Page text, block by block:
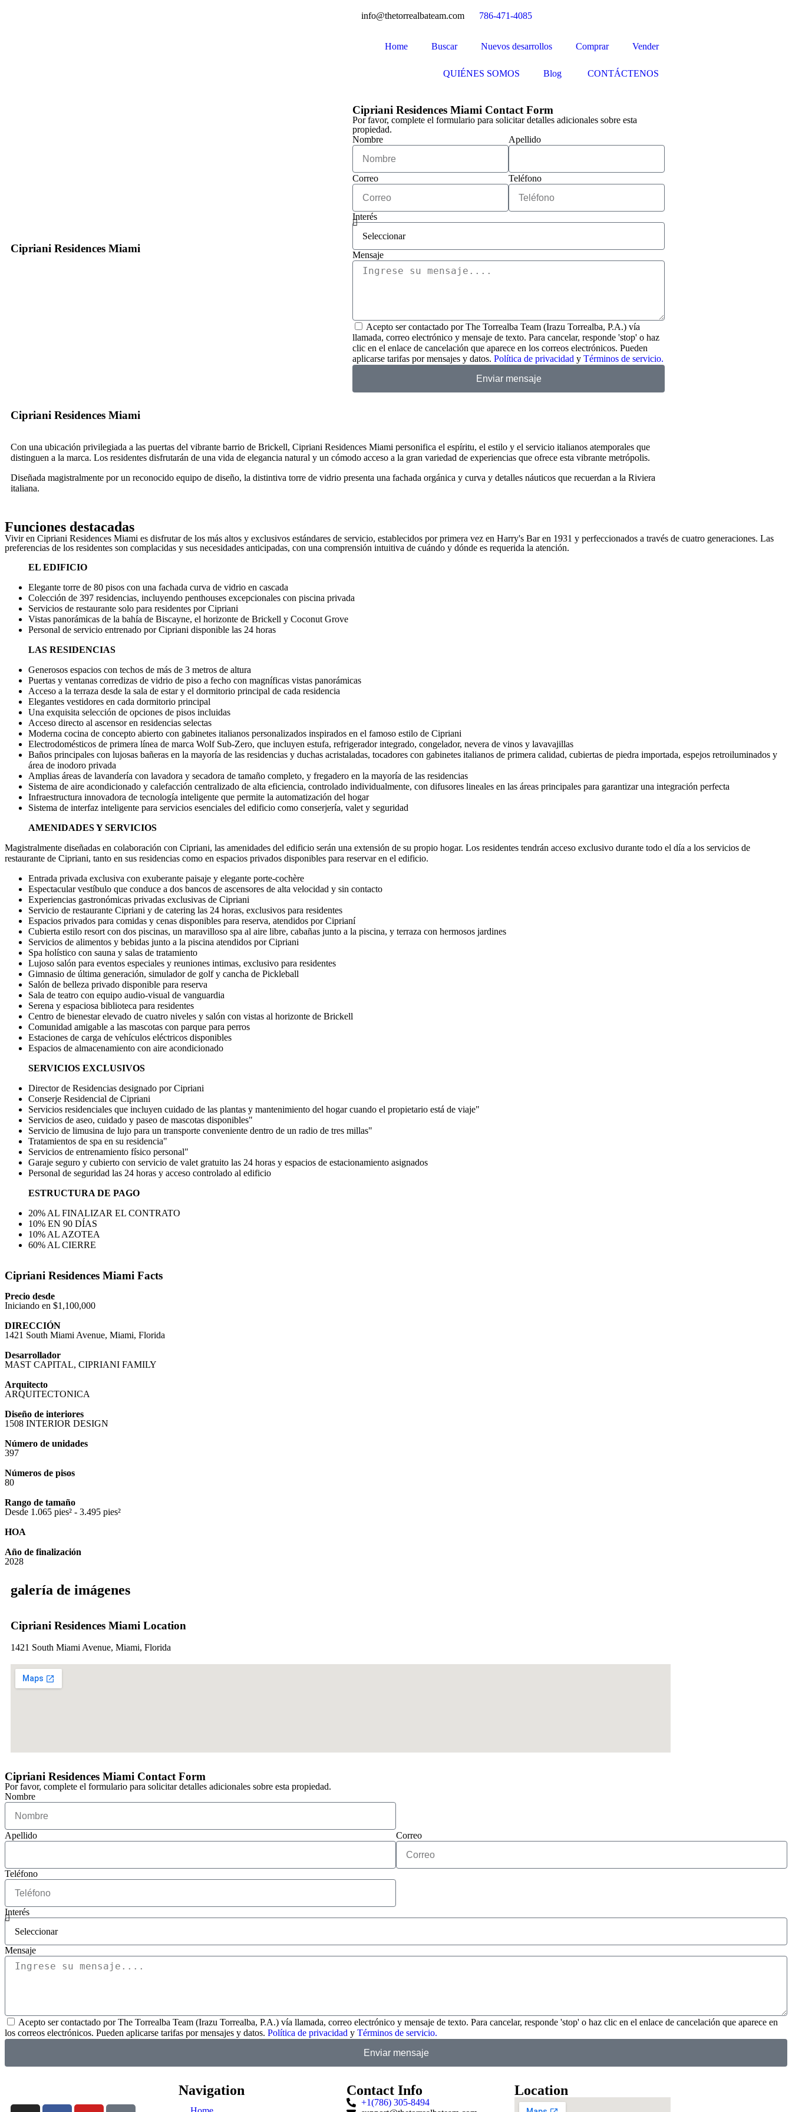
info@thetorrealbateam.com 786-471-4085
Home Buscar Nuevos desarrollos Comprar Vender
QUIÉNES SOMOS Blog CONTÁCTENOS
Cipriani Residences Miami
Cipriani Residences Miami Contact Form
Por favor, complete el formulario para solicitar detalles adicionales sobre esta
propiedad.
Nombre
Apellido
Correo Teléfono
Interés
Mensaje
Acepto ser contactado por The Torrealba Team (Irazu Torrealba, P.A.) vía
llamada, correo electrónico y mensaje de texto. Para cancelar, responde 'stop' o haz
clic en el enlace de cancelación que aparece en los correos electrónicos. Pueden
aplicarse tarifas por mensajes y datos. Política de privacidad y Términos de servicio.
Enviar mensaje
Cipriani Residences Miami
Con una ubicación privilegiada a las puertas del vibrante barrio de Brickell, Cipriani Residences Miami personifica el espíritu, el estilo y el servicio italianos atemporales que
distinguen a la marca. Los residentes disfrutarán de una vida de elegancia natural y un cómodo acceso a la gran variedad de experiencias que ofrece esta vibrante metrópolis.
Diseñada magistralmente por un reconocido equipo de diseño, la distintiva torre de vidrio presenta una fachada orgánica y curva y detalles náuticos que recuerdan a la Riviera
italiana.
Funciones destacadas
Vivir en Cipriani Residences Miami es disfrutar de los más altos y exclusivos estándares de servicio, establecidos por primera vez en Harry's Bar en 1931 y perfeccionados a través de cuatro generaciones. Las
preferencias de los residentes son complacidas y sus necesidades anticipadas, con una comprensión intuitiva de cuándo y dónde es requerida la atención.
EL EDIFICIO
Elegante torre de 80 pisos con una fachada curva de vidrio en cascada
Colección de 397 residencias, incluyendo penthouses excepcionales con piscina privada
Servicios de restaurante solo para residentes por Cipriani
Vistas panorámicas de la bahía de Biscayne, el horizonte de Brickell y Coconut Grove
Personal de servicio entrenado por Cipriani disponible las 24 horas
LAS RESIDENCIAS
Generosos espacios con techos de más de 3 metros de altura
Puertas y ventanas corredizas de vidrio de piso a fecho con magníficas vistas panorámicas
Acceso a la terraza desde la sala de estar y el dormitorio principal de cada residencia
Elegantes vestidores en cada dormitorio principal
Una exquisita selección de opciones de pisos incluidas
Acceso directo al ascensor en residencias selectas
Moderna cocina de concepto abierto con gabinetes italianos personalizados inspirados en el famoso estilo de Cipriani
Electrodomésticos de primera línea de marca Wolf Sub-Zero, que incluyen estufa, refrigerador integrado, congelador, nevera de vinos y lavavajillas
Baños principales con lujosas bañeras en la mayoría de las residencias y duchas acristaladas, tocadores con gabinetes italianos de primera calidad, cubiertas de piedra importada, espejos retroiluminados y
área de inodoro privada
Amplias áreas de lavandería con lavadora y secadora de tamaño completo, y fregadero en la mayoría de las residencias
Sistema de aire acondicionado y calefacción centralizado de alta eficiencia, controlado individualmente, con difusores lineales en las áreas principales para garantizar una integración perfecta
Infraestructura innovadora de tecnología inteligente que permite la automatización del hogar
Sistema de interfaz inteligente para servicios esenciales del edificio como conserjería, valet y seguridad
AMENIDADES Y SERVICIOS
Magistralmente diseñadas en colaboración con Cipriani, las amenidades del edificio serán una extensión de su propio hogar. Los residentes tendrán acceso exclusivo durante todo el día a los servicios de
restaurante de Cipriani, tanto en sus residencias como en espacios privados disponibles para reservar en el edificio.
Entrada privada exclusiva con exuberante paisaje y elegante porte-cochère
Espectacular vestíbulo que conduce a dos bancos de ascensores de alta velocidad y sin contacto
Experiencias gastronómicas privadas exclusivas de Cipriani
Servicio de restaurante Cipriani y de catering las 24 horas, exclusivos para residentes
Espacios privados para comidas y cenas disponibles para reserva, atendidos por Ciprianí
Cubierta estilo resort con dos piscinas, un maravilloso spa al aire libre, cabañas junto a la piscina, y terraza con hermosos jardines
Servicios de alimentos y bebidas junto a la piscina atendidos por Cipriani
Spa holístico con sauna y salas de tratamiento
Lujoso salón para eventos especiales y reuniones intimas, exclusivo para residentes
Gimnasio de última generación, simulador de golf y cancha de Pickleball
Salón de belleza privado disponible para reserva
Sala de teatro con equipo audio-visual de vanguardia
Serena y espaciosa biblioteca para residentes
Centro de bienestar elevado de cuatro niveles y salón con vistas al horizonte de Brickell
Comunidad amigable a las mascotas con parque para perros
Estaciones de carga de vehículos eléctricos disponibles
Espacios de almacenamiento con aire acondicionado
SERVICIOS EXCLUSIVOS
Director de Residencias designado por Cipriani
Conserje Residencial de Cipriani
Servicios residenciales que incluyen cuidado de las plantas y mantenimiento del hogar cuando el propietario está de viaje"
Servicios de aseo, cuidado y paseo de mascotas disponibles"
Servicio de limusina de lujo para un transporte conveniente dentro de un radio de tres millas"
Tratamientos de spa en su residencia"
Servicios de entrenamiento físico personal"
Garaje seguro y cubierto con servicio de valet gratuito las 24 horas y espacios de estacionamiento asignados
Personal de seguridad las 24 horas y acceso controlado al edificio
ESTRUCTURA DE PAGO
20% AL FINALIZAR EL CONTRATO
10% EN 90 DÍAS
10% AL AZOTEA
60% AL CIERRE
Cipriani Residences Miami Facts
Precio desde
Iniciando en $1,100,000
DIRECCIÓN
1421 South Miami Avenue, Miami, Florida
Desarrollador
MAST CAPITAL, CIPRIANI FAMILY
Arquitecto
ARQUITECTONICA
Diseño de interiores
1508 INTERIOR DESIGN
Número de unidades
397
Números de pisos
80
Rango de tamaño
Desde 1.065 pies² - 3.495 pies²
HOA
Año de finalización
2028
galería de imágenes
Cipriani Residences Miami Location
1421 South Miami Avenue, Miami, Florida
Cipriani Residences Miami Contact Form
Por favor, complete el formulario para solicitar detalles adicionales sobre esta propiedad.
Nombre
Apellido Correo
Teléfono
Interés
Mensaje
Acepto ser contactado por The Torrealba Team (Irazu Torrealba, P.A.) vía llamada, correo electrónico y mensaje de texto. Para cancelar, responde 'stop' o haz clic en el enlace de cancelación que aparece en
los correos electrónicos. Pueden aplicarse tarifas por mensajes y datos. Política de privacidad y Términos de servicio.
Enviar mensaje
Navigation Contact Info
+1(786) 305-8494
Location